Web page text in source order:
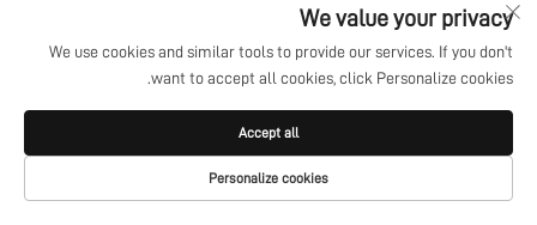
طابعة UV مسطحة طراز
المذيب البيئي
We value your privacy
We use cookies and similar tools to provide our services. If you don't
want to accept all cookies, click Personalize cookies.
Personalize cookies
Accept all